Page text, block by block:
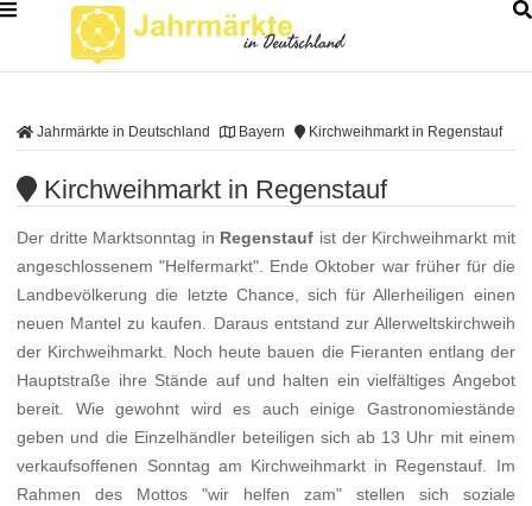
Jahrmärkte in Deutschland Bayern Kirchweihmarkt in Regenstauf
Kirchweihmarkt in Regenstauf
Der dritte Marktsonntag in Regenstauf ist der Kirchweihmarkt mit
angeschlossenem "Helfermarkt". Ende Oktober war früher für die
Landbevölkerung die letzte Chance, sich für Allerheiligen einen
neuen Mantel zu kaufen. Daraus entstand zur Allerweltskirchweih
der Kirchweihmarkt. Noch heute bauen die Fieranten entlang der
Hauptstraße ihre Stände auf und halten ein vielfältiges Angebot
bereit. Wie gewohnt wird es auch einige Gastronomiestände
geben und die Einzelhändler beteiligen sich ab 13 Uhr mit einem
verkaufsoffenen Sonntag am Kirchweihmarkt in Regenstauf. Im
Rahmen des Mottos "wir helfen zam" stellen sich soziale